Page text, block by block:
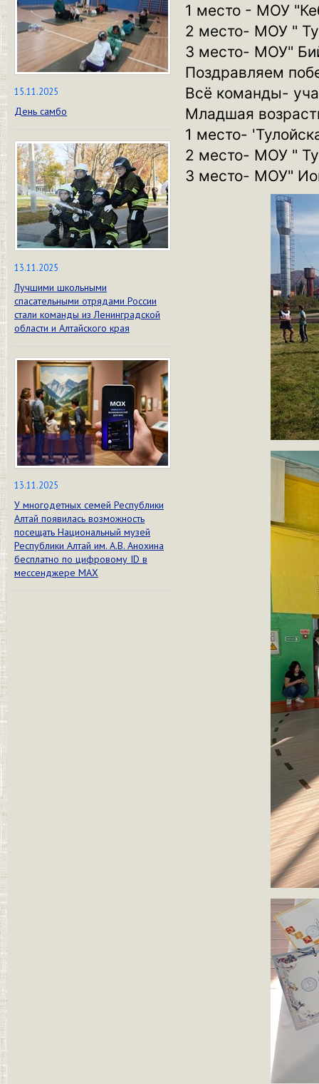
15.11.2025
День самбо
13.11.2025
Лучшими школьными
спасательными отрядами России
стали команды из Ленинградской
области и Алтайского края
13.11.2025
У многодетных семей Республики
Алтай появилась возможность
посещать Национальный музей
Республики Алтай им. А.В. Анохина
бесплатно по цифровому ID в
мессенджере МАХ
1 место - МОУ
2 место- МОУ "
3 место- МОУ"
Поздравляем
Всё команды-
Младшая
1 место-
2 место- МОУ "
3 место- МОУ"